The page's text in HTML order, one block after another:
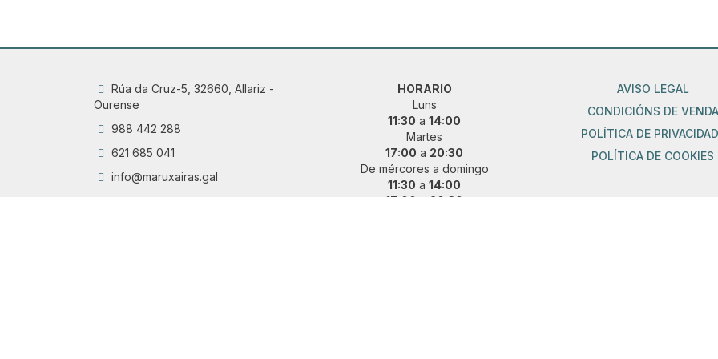
Rúa da Cruz-5, 32660, Allariz -
Ourense
988 442 288
621 685 041
info@maruxairas.gal
HORARIO
Luns
11:30 a 14:00
Martes
17:00 a 20:30
De mércores a domingo
11:30 a 14:00
17:00
20:30
AVISO LEGAL
CONDICIÓNS DE VENDA
POLÍTICA DE
POLÍTICA DE COOKIES